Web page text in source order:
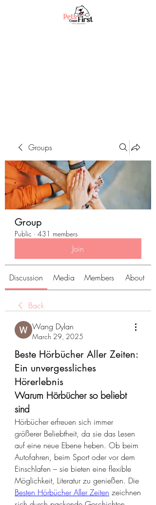
Groups
Group
Public · 431 members
Join
Discussion Media Members About
Back
Wang Dylan
March 29, 2025
Beste Hörbücher Aller Zeiten:
Ein unvergessliches
Hörerlebnis
Warum Hörbücher so beliebt
sind
Hörbücher erfreuen sich immer
größerer Beliebtheit, da sie das Lesen
auf eine neue Ebene heben. Ob beim
Autofahren, beim Sport oder vor dem
Einschlafen – sie bieten eine flexible
Besten Hörbücher Aller Zeiten zeichnen